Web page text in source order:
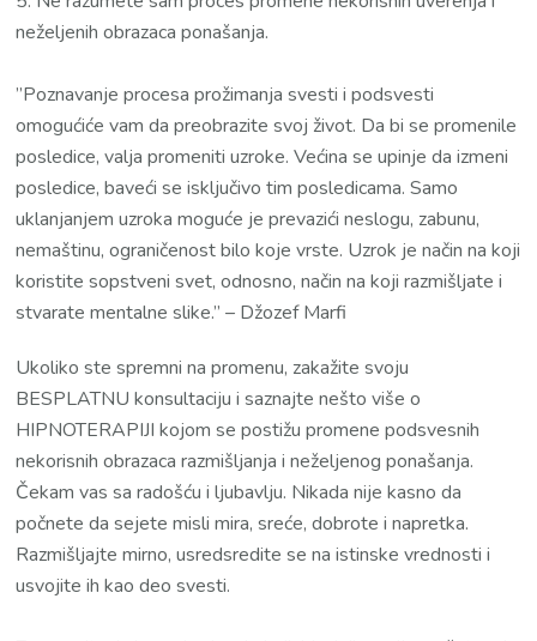
neželjenih obrazaca ponašanja.
”Poznavanje procesa prožimanja svesti i podsvesti
omogućiće vam da preobrazite svoj život. Da bi se promenile
posledice, valja promeniti uzroke. Većina se upinje da izmeni
posledice, baveći se isključivo tim posledicama. Samo
uklanjanjem uzroka moguće je prevazići neslogu, zabunu,
nemaštinu, ograničenost bilo koje vrste. Uzrok je način na koji
koristite sopstveni svet, odnosno, način na koji razmišljate i
stvarate mentalne slike.” – Džozef Marfi
Ukoliko ste spremni na promenu, zakažite svoju
BESPLATNU konsultaciju i saznajte nešto više o
HIPNOTERAPIJI kojom se postižu promene podsvesnih
nekorisnih obrazaca razmišljanja i neželjenog ponašanja.
Čekam vas sa radošću i ljubavlju. Nikada nije kasno da
počnete da sejete misli mira, sreće, dobrote i napretka.
Razmišljajte mirno, usredsredite se na istinske vrednosti i
usvojite ih kao deo svesti.